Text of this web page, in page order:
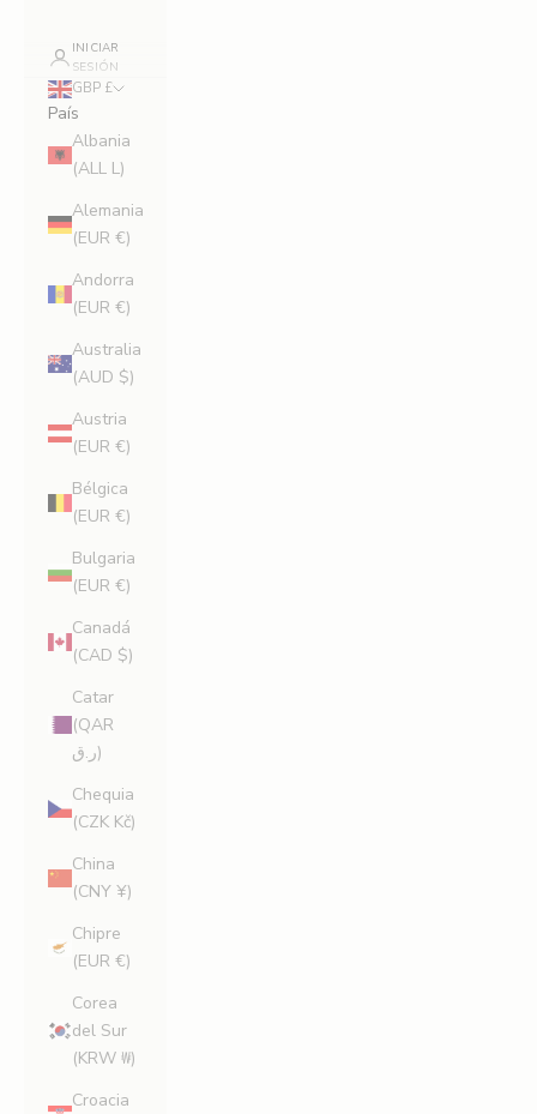
INICIAR
SESIÓN
GBP £
País
Albania
(ALL L)
Alemania
(EUR €)
Andorra
(EUR €)
Australia
(AUD $)
Austria
(EUR €)
Bélgica
(EUR €)
Bulgaria
(EUR €)
Canadá
(CAD $)
Catar
(QAR
ر.ق)
Chequia
(CZK Kč)
China
(CNY ¥)
Chipre
(EUR €)
Corea
del Sur
(KRW ₩)
Croacia